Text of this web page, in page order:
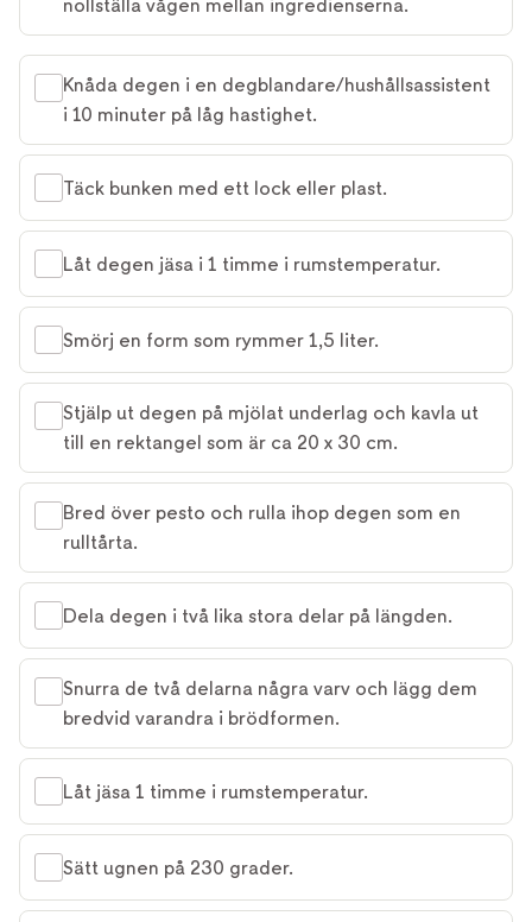
nollställa vågen mellan ingredienserna.
Knåda degen i en degblandare/hushållsassistent
i 10 minuter på låg hastighet.
Täck bunken med ett lock eller plast.
Låt degen jäsa i 1 timme i rumstemperatur. 
Smörj en form som rymmer 1,5 liter.
Stjälp ut degen på mjölat underlag och kavla ut
till en rektangel som är ca 20 x 30 cm.
Bred över pesto och rulla ihop degen som en
rulltårta.
Dela degen i två lika stora delar på längden.
Snurra de två delarna några varv och lägg dem
bredvid varandra i brödformen.
Låt jäsa 1 timme i rumstemperatur.
Sätt ugnen på 230 grader.